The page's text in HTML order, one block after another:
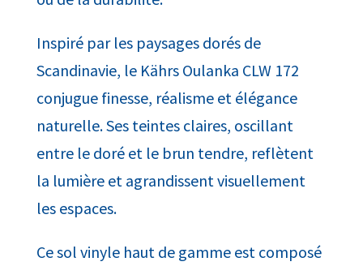
Inspiré par les paysages dorés de
Scandinavie, le Kährs Oulanka CLW 172
conjugue finesse, réalisme et élégance
naturelle. Ses teintes claires, oscillant
entre le doré et le brun tendre, reflètent
la lumière et agrandissent visuellement
les espaces.
Ce sol vinyle haut de gamme est composé